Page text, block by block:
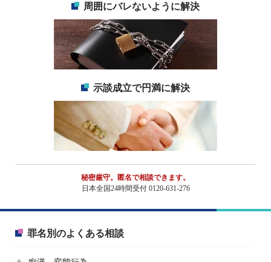
周囲にバレないように解決
示談成立で円満に解決
秘密厳守。匿名で相談できます。
日本全国24時間受付 0120-631-276
罪名別のよくある相談